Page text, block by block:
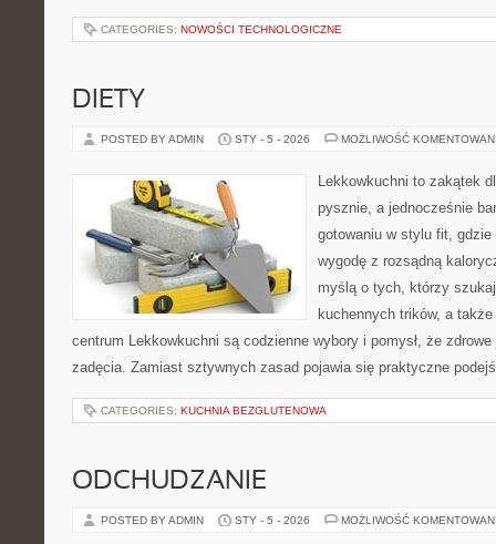
CATEGORIES: NOWOŚCI TECHNOLOGICZNE
DIETY
POSTED BY ADMIN STY - 5 - 2026 MOŻLIWOŚĆ
Lekkowkuchni to zakątek
pysznie, a jednocześnie
gotowaniu w stylu fit, gdzie
wygodę z rozsądną
myślą o tych, którzy
kuchennych trików, a
centrum Lekkowkuchni są codzienne wybory i pomysł, że
zadęcia. Zamiast sztywnych zasad pojawia się praktyczne
CATEGORIES: KUCHNIA BEZGLUTENOWA
ODCHUDZANIE
POSTED BY ADMIN STY - 5 - 2026 MOŻLIWOŚĆ